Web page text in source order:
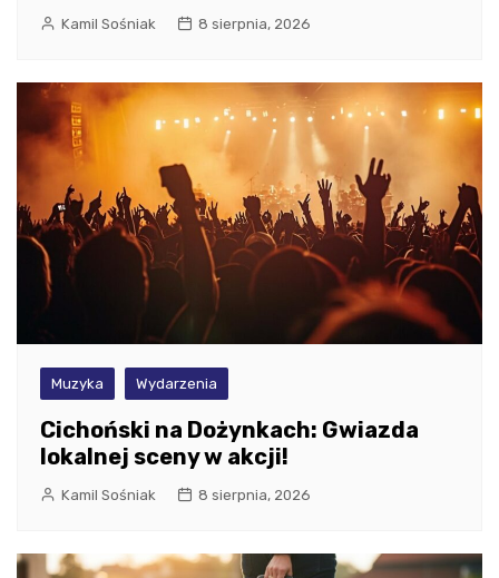
Kamil Sośniak 8 sierpnia, 2026
Muzyka Wydarzenia
Cichoński na Dożynkach: Gwiazda
lokalnej sceny w akcji!
Kamil Sośniak 8 sierpnia, 2026